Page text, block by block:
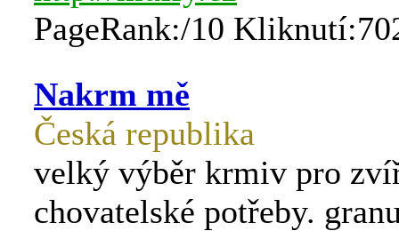
PageRank:/10
Nakrm mě
Česká republika
velký výběr krmiv pro
chovatelské potřeby.